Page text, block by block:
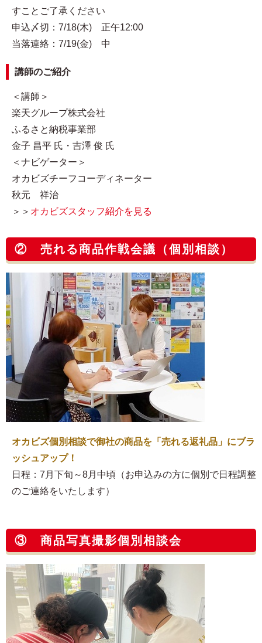
すことご了承ください
申込〆切：7/18(木) 正午12:00
当落連絡：7/19(金) 中
講師のご紹介
＜講師＞
楽天グループ株式会社
ふるさと納税事業部
金子 昌平 氏・吉澤 俊 氏
＜ナビゲーター＞
オカビズチーフコーディネーター
秋元 祥治
＞＞ オカビズスタッフ紹介を見る
② 売れる商品作戦会議（個別相談）
オカビズ個別相談で御社の商品を「売れる返礼品」にブラ
ッシュアップ！
日程：7月下旬～8月中頃（お申込みの方に個別で日程調整
のご連絡をいたします）
③ 商品写真撮影個別相談会